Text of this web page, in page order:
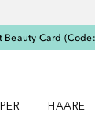
Card
Douglas Startseite
HAARE